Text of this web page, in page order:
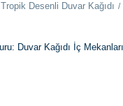
Tropik Desenli Duvar Kağıdı